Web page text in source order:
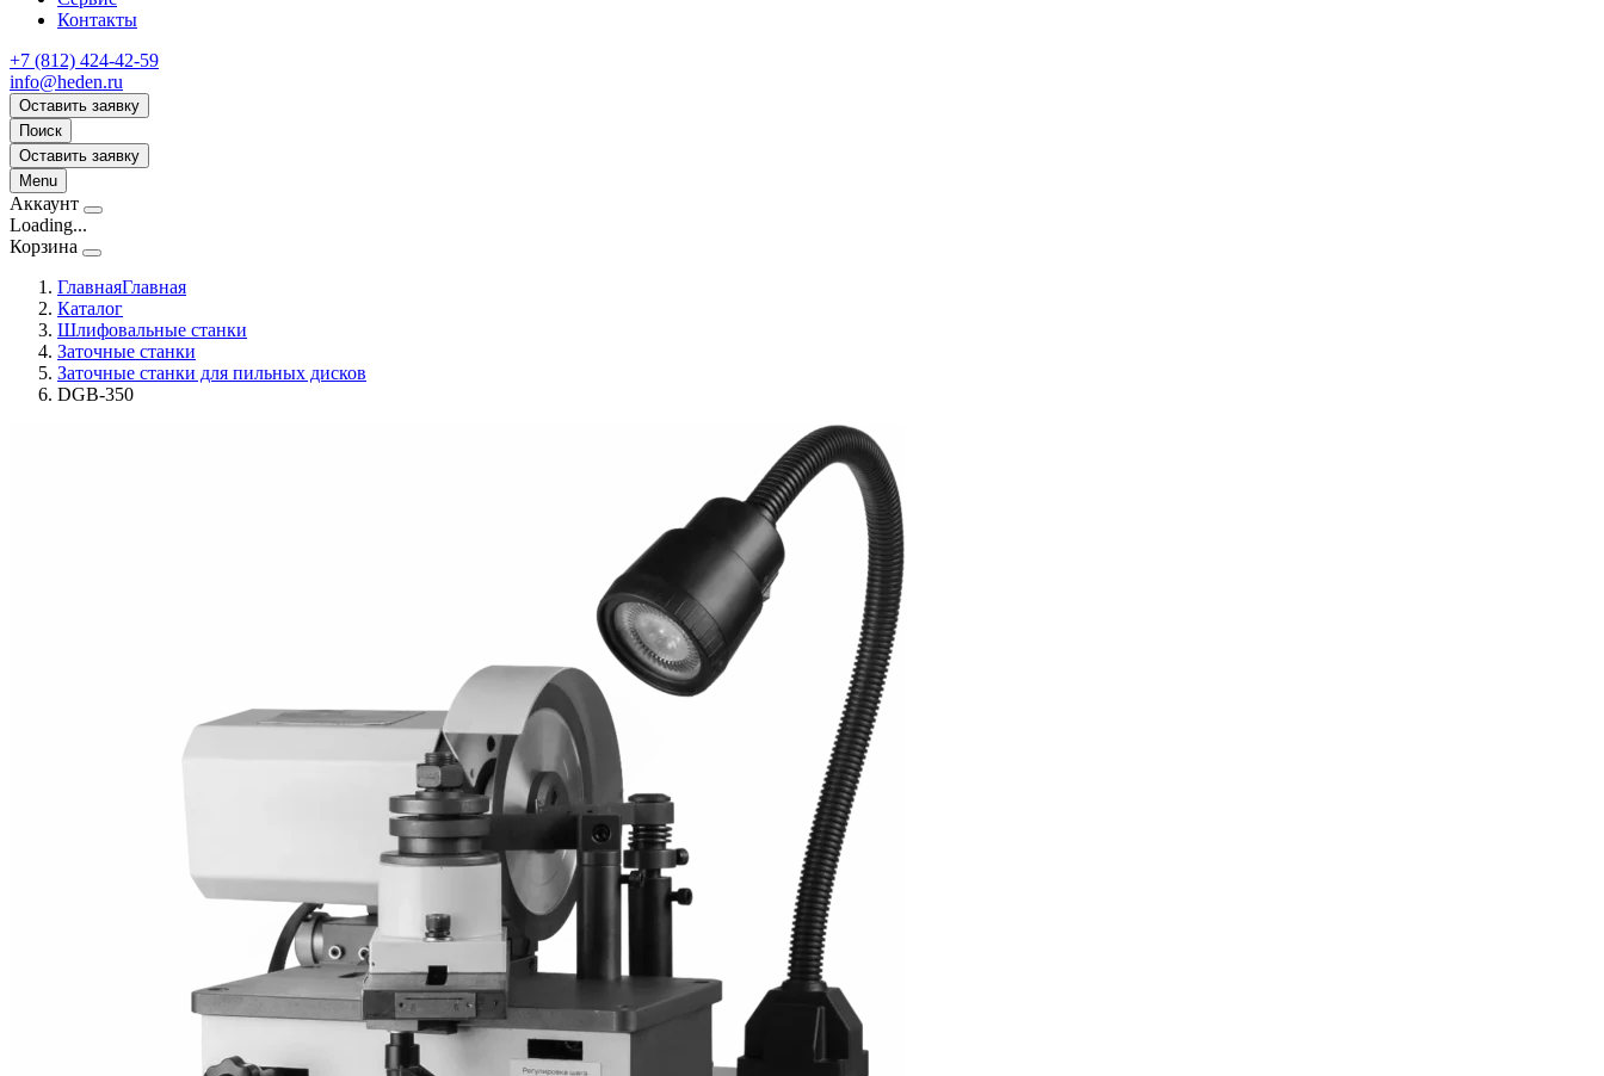
Контакты
+7 (812) 424-42-59
info@heden.ru
Оставить заявку
Поиск
Оставить заявку
Menu
Аккаунт
Loading...
Корзина
ГлавнаяГлавная
Каталог
Шлифовальные станки
Заточные станки
Заточные станки для пильных дисков
DGB-350